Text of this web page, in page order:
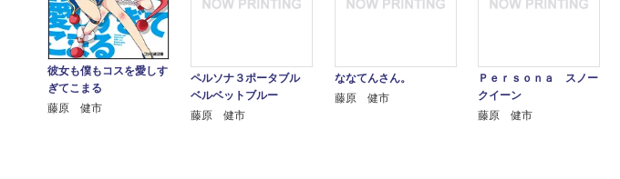
彼女も僕もコスを愛しす
ぎてこまる
藤原 健市
ペルソナ３ポータブル
ベルベットブルー
藤原 健市
ななてんさん。
藤原 健市
Ｐｅｒｓｏｎａ スノー
クイーン
藤原 健市